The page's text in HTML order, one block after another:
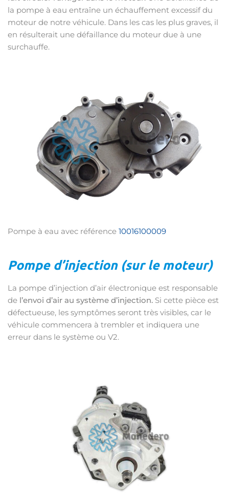
la pompe à eau entraîne un échauffement excessif du
moteur de notre véhicule. Dans les cas les plus graves, il
en résulterait une défaillance du moteur due à une
surchauffe.
Pompe à eau avec référence 10016100009
Pompe d’injection (sur le moteur)
La pompe d’injection d’air électronique est responsable
de l’envoi d’air au système d’injection. Si cette pièce est
défectueuse, les symptômes seront très visibles, car le
véhicule commencera à trembler et indiquera une
erreur dans le système ou V2.